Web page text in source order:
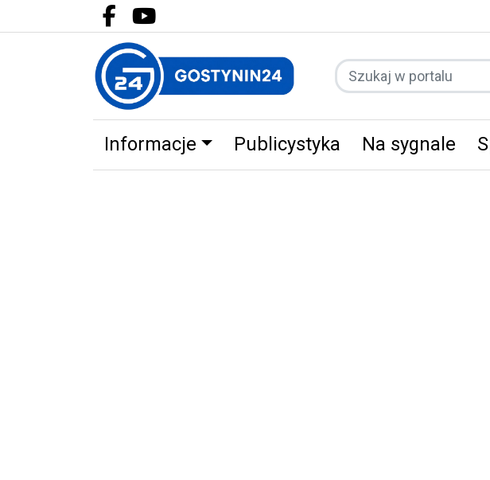
Facebook.com
Youtube.com
Informacje Publicystyka Na sygnale